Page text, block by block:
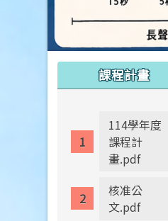
課程計畫
114學年度
課程計
畫.pdf
核准公
文.pdf